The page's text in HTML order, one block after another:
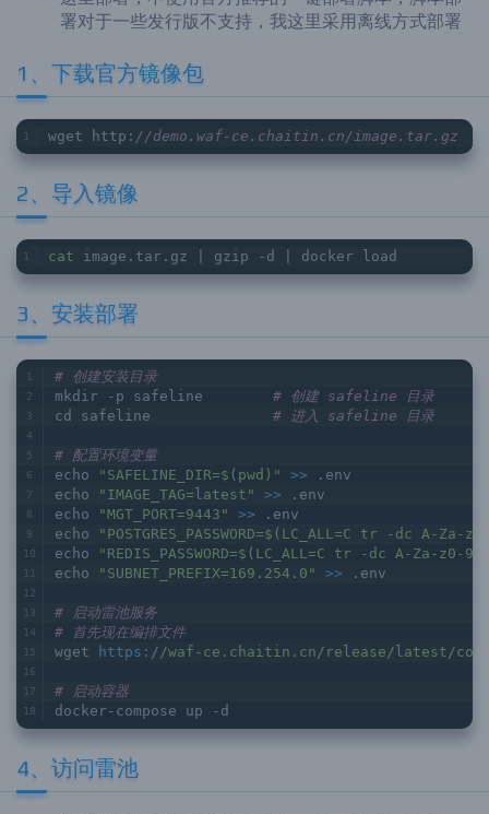
署对于一些发行版不支持，我这里采用离线方式部署
1、下载官方镜像包
wget http: //demo.waf-ce.chaitin.cn/image.tar.gz
2、导入镜像
cat image.tar.gz | gzip -d | docker load
3、安装部署
# 创建安装目录
mkdir -p safeline # 创建 safeline 目录
cd safeline # 进入 safeline 目录
# 配置环境变量
echo
"SAFELINE_DIR=$(pwd)" >>
.env
echo
"IMAGE_TAG=latest" >>
.env
echo
"MGT_PORT=9443" >>
.env
echo
"POSTGRES_PASSWORD=$(LC_ALL=C tr -dc A-
echo
"REDIS_PASSWORD=$(LC_ALL=C tr -dc A-Za-
echo
"SUBNET_PREFIX=169.254.0" >> .env
# 启动雷池服务
# 首先现在编排文件
wget
https: / /waf-ce.chaitin.cn/release /latest/
# 启动容器
docker-compose up -d
4、访问雷池